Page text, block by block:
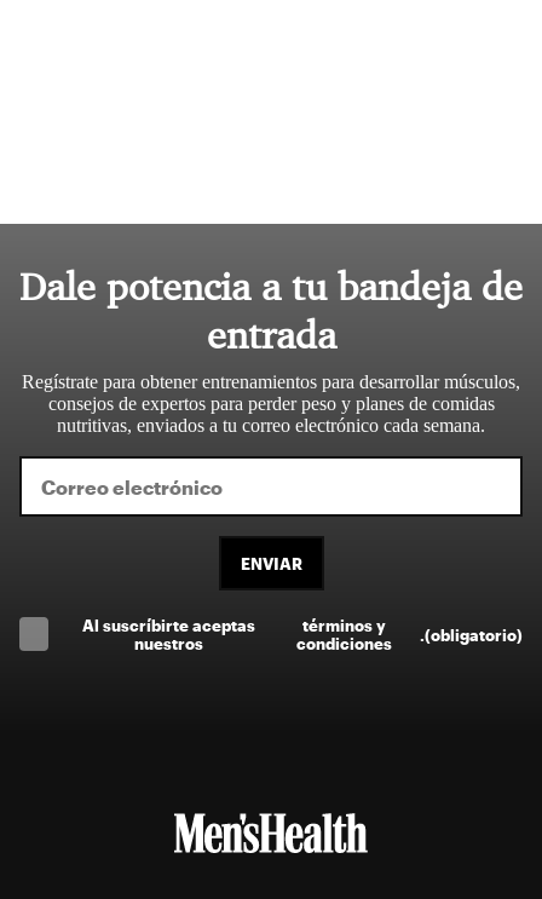
Dale potencia a tu bandeja de
entrada
Regístrate para obtener entrenamientos para desarrollar músculos,
consejos de expertos para perder peso y planes de comidas
nutritivas, enviados a tu correo electrónico cada semana.
ENVIAR
Al suscríbirte aceptas
nuestros
términos y
condiciones
(obligatorio)